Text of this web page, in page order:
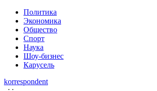
Политика
Экономика
Общество
Спорт
Наука
Шоу-бизнес
Карусель
korrespondent